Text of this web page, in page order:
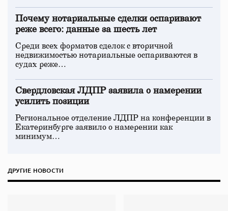
Почему нотариальные сделки оспаривают
реже всего: данные за шесть лет
Среди всех форматов сделок с вторичной
недвижимостью нотариальные оспариваются в
судах реже…
Свердловская ЛДПР заявила о намерении
усилить позиции
Региональное отделение ЛДПР на конференции в
Екатеринбурге заявило о намерении как
минимум…
ДРУГИЕ НОВОСТИ